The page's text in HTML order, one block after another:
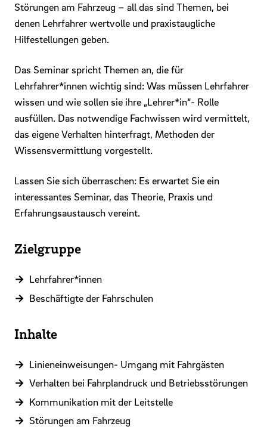
Störungen am Fahrzeug – all das sind Themen, bei
denen Lehrfahrer wertvolle und praxistaugliche
Hilfestellungen geben.
Das Seminar spricht Themen an, die für
Lehrfahrer*innen wichtig sind: Was müssen Lehrfahrer
wissen und wie sollen sie ihre „Lehrer*in“- Rolle
ausfüllen. Das notwendige Fachwissen wird vermittelt,
das eigene Verhalten hinterfragt, Methoden der
Wissensvermittlung vorgestellt.
Lassen Sie sich überraschen: Es erwartet Sie ein
interessantes Seminar, das Theorie, Praxis und
Erfahrungsaustausch vereint.
Zielgruppe
Lehrfahrer*innen
Beschäftigte der Fahrschulen
Inhalte
Linieneinweisungen- Umgang mit Fahrgästen
Verhalten bei Fahrplandruck und Betriebsstörungen
Kommunikation mit der Leitstelle
Störungen am Fahrzeug